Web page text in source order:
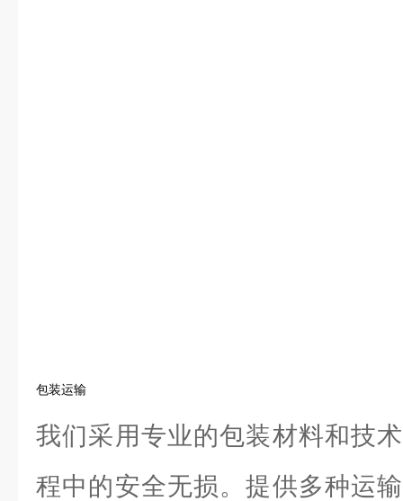
包装运输
我们采用专业的包装材料和技
程中的安全无损。提供多种运